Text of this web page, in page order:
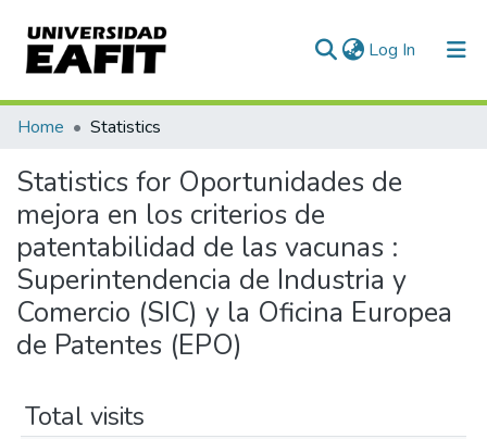
Log In (current)
Communities & Collections
All of DSpace
Home Statistics
Statistics for Oportunidades de
mejora en los criterios de
patentabilidad de las vacunas :
Superintendencia de Industria y
Comercio (SIC) y la Oficina Europea
de Patentes (EPO)
Total visits